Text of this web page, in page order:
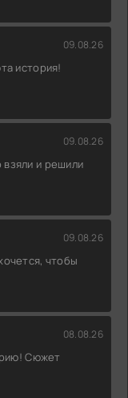
09.08.26
история!
09.08.26
и решили
09.08.26
чтобы
08.08.26
Сюжет